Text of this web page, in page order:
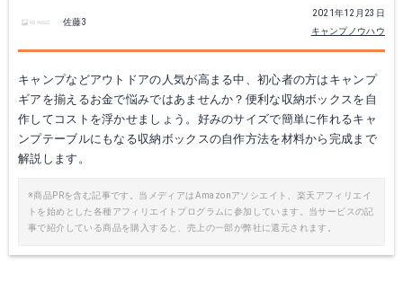
2021年12月23日
キャンプノウハウ
佐藤3
キャンプなどアウトドアの人気が高まる中、初心者の方はキャンプ
ギアを揃えるお金で悩みではあませんか？便利な収納ボックスを自
作してコストを浮かせましょう。好みのサイズで簡単に作れるキャ
ンプテーブルにもなる収納ボックスの自作方法を材料から完成まで
解説します。
※商品PRを含む記事です。当メディアはAmazonアソシエイト、楽天アフィリエイ
トを始めとした各種アフィリエイトプログラムに参加しています。当サービスの記
事で紹介している商品を購入すると、売上の一部が弊社に還元されます。